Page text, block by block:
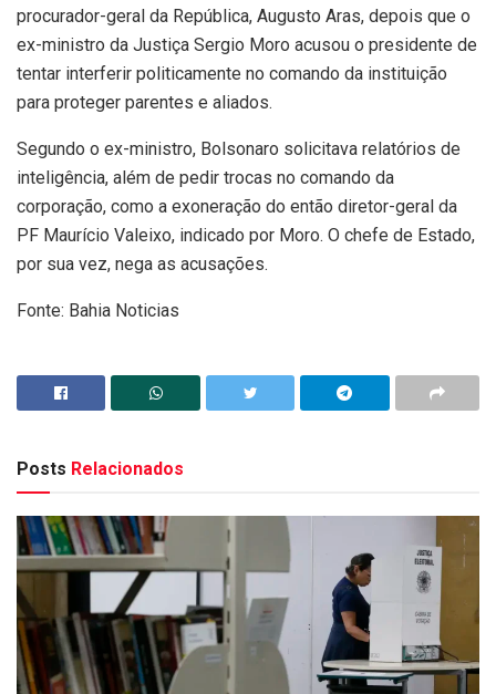
procurador-geral da República, Augusto Aras, depois que o
ex-ministro da Justiça Sergio Moro acusou o presidente de
tentar interferir politicamente no comando da instituição
para proteger parentes e aliados.
Segundo o ex-ministro, Bolsonaro solicitava relatórios de
inteligência, além de pedir trocas no comando da
corporação, como a exoneração do então diretor-geral da
PF Maurício Valeixo, indicado por Moro. O chefe de Estado,
por sua vez, nega as acusações.
Fonte: Bahia Noticias
Posts Relacionados